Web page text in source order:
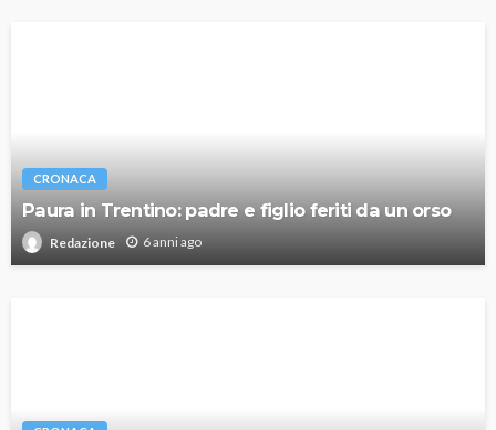
CRONACA
Paura in Trentino: padre e figlio feriti da un orso
Redazione 6 anni ago